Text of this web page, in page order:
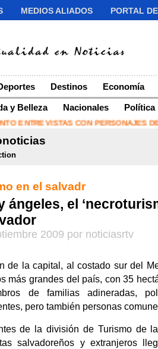
MEDIOS ALIADOS PORTAL
Destinos Economía
y Belleza Nacionales Política
CON PERSONAJES DE LA
en el salvadr
ángeles, el
2009 por noticiasrtv
de la capital, al costado sur del
más grandes del país, con 35
de familias adineradas,
pero también personas
de la división de Turismo de
salvadoreños y extranjeros